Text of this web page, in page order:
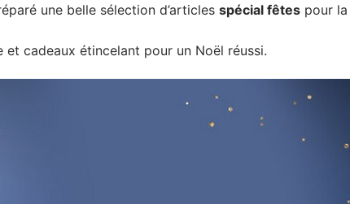
une belle sélection d’articles spécial fêtespour la
cadeaux étincelant pour un Noël réussi.